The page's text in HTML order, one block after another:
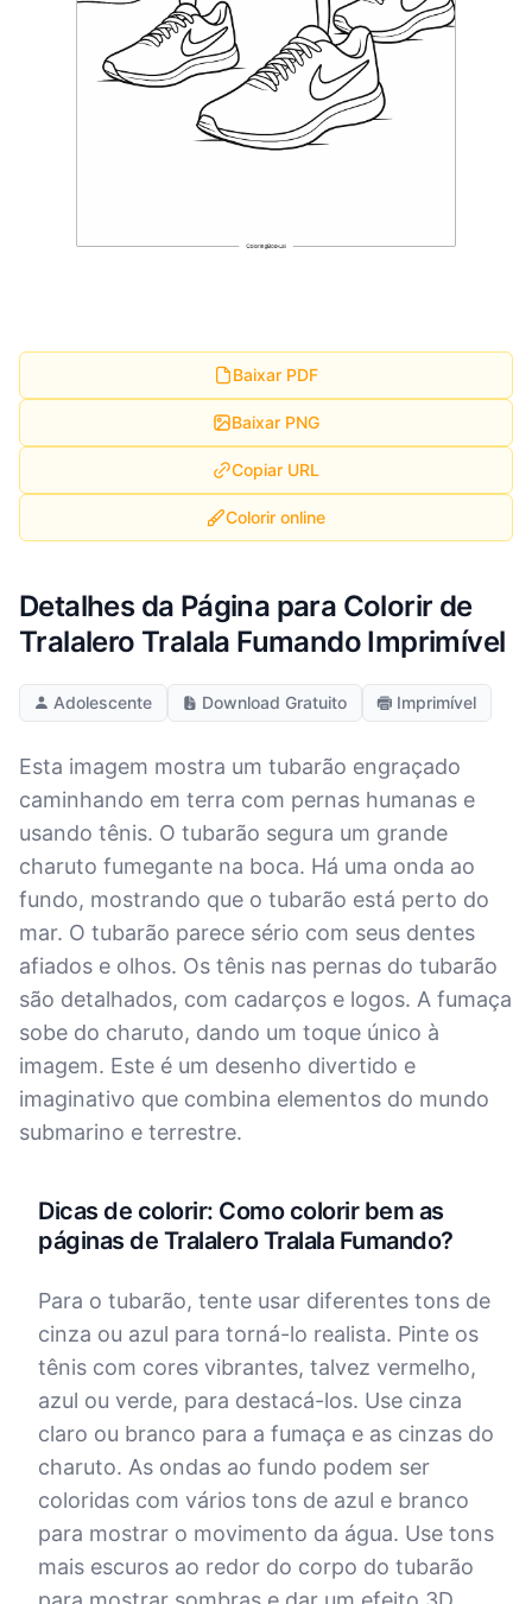
Baixar PDF
Baixar PNG
Copiar URL
Colorir online
Detalhes da Página para Colorir de
Tralalero Tralala Fumando Imprimível
Adolescente Download Gratuito Imprimível
Esta imagem mostra um tubarão engraçado
caminhando em terra com pernas humanas e
usando tênis. O tubarão segura um grande
charuto fumegante na boca. Há uma onda ao
fundo, mostrando que o tubarão está perto do
mar. O tubarão parece sério com seus dentes
afiados e olhos. Os tênis nas pernas do tubarão
são detalhados, com cadarços e logos. A fumaça
sobe do charuto, dando um toque único à
imagem. Este é um desenho divertido e
imaginativo que combina elementos do mundo
submarino e terrestre.
Dicas de colorir: Como colorir bem as
páginas de Tralalero Tralala Fumando?
Para o tubarão, tente usar diferentes tons de
cinza ou azul para torná-lo realista. Pinte os
tênis com cores vibrantes, talvez vermelho,
azul ou verde, para destacá-los. Use cinza
claro ou branco para a fumaça e as cinzas do
charuto. As ondas ao fundo podem ser
coloridas com vários tons de azul e branco
para mostrar o movimento da água. Use tons
mais escuros ao redor do corpo do tubarão